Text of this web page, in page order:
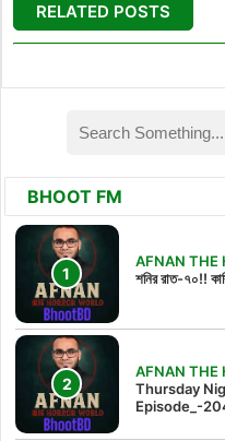
RELATED POSTS
BHOOT FM
AFNAN THE
শনির রাত-৭০!!
AFNAN THE
Thursday
Episode_-